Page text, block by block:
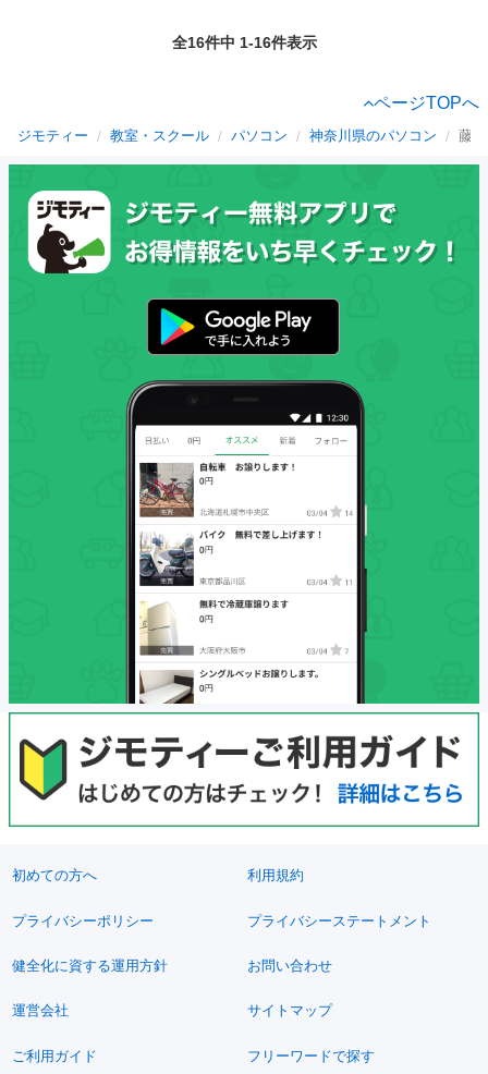
全16件中 1-16件表示
ページTOPへ
ジモティー 教室・スクール パソコン 神奈川県のパソコン 藤
初めての方へ 利用規約
プライバシーポリシー プライバシーステートメント
健全化に資する運用方針 お問い合わせ
運営会社 サイトマップ
ご利用ガイド フリーワードで探す